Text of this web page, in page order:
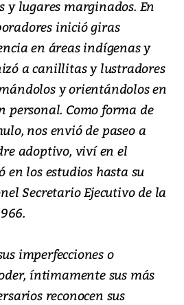
y lugares marginados. En
inició giras
en áreas indígenas y
a canillitas y lustradores
y orientándolos en
personal. Como forma de
nos envió de paseo a
adoptivo, viví en el
en los estudios hasta su
Secretario Ejecutivo de la
imperfecciones o
íntimamente sus más
reconocen sus